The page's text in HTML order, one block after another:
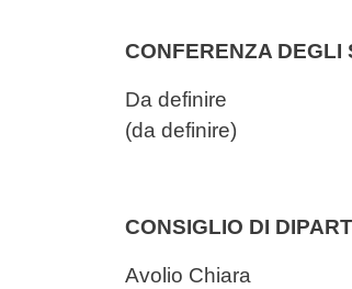
CONFERENZA DEGLI
Da
(da definire)
CONSIGLIO DI
Avolio